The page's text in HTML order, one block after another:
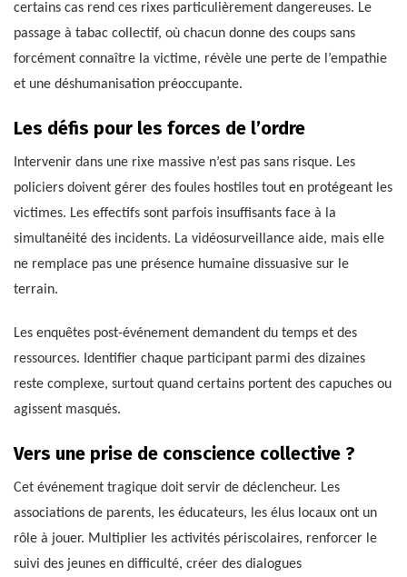
certains cas rend ces rixes particulièrement dangereuses. Le
passage à tabac collectif, où chacun donne des coups sans
forcément connaître la victime, révèle une perte de l’empathie
et une déshumanisation préoccupante.
Les défis pour les forces de l’ordre
Intervenir dans une rixe massive n’est pas sans risque. Les
policiers doivent gérer des foules hostiles tout en protégeant les
victimes. Les effectifs sont parfois insuffisants face à la
simultanéité des incidents. La vidéosurveillance aide, mais elle
ne remplace pas une présence humaine dissuasive sur le
terrain.
Les enquêtes post-événement demandent du temps et des
ressources. Identifier chaque participant parmi des dizaines
reste complexe, surtout quand certains portent des capuches ou
agissent masqués.
Vers une prise de conscience collective ?
Cet événement tragique doit servir de déclencheur. Les
associations de parents, les éducateurs, les élus locaux ont un
rôle à jouer. Multiplier les activités périscolaires, renforcer le
suivi des jeunes en difficulté, créer des dialogues